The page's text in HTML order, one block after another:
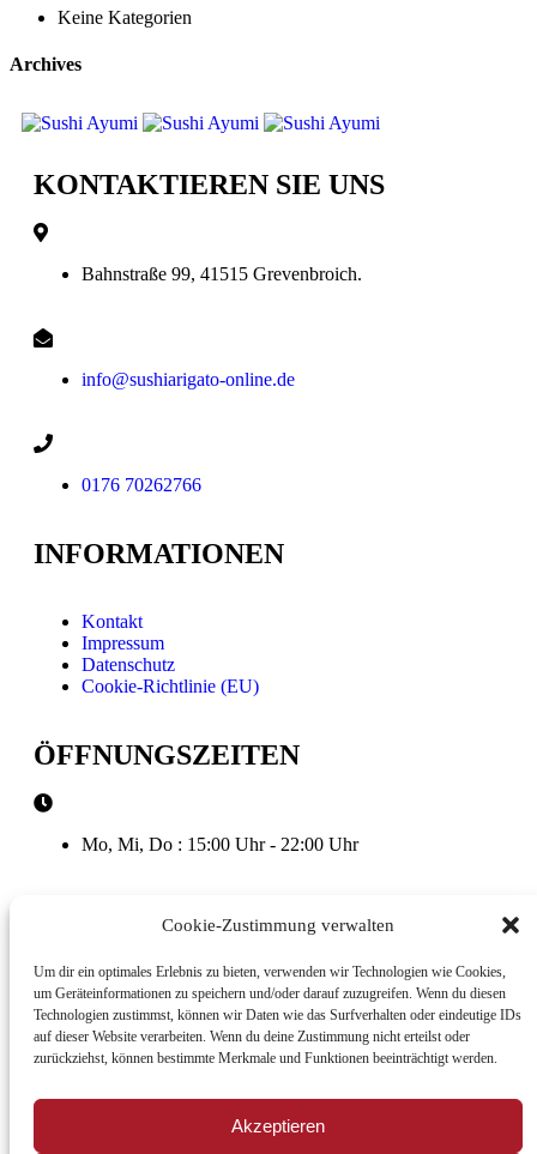
Cookie-Zustimmung verwalten
Um dir ein optimales Erlebnis zu bieten, verwenden wir Technologien wie Cookies,
um Geräteinformationen zu speichern und/oder darauf zuzugreifen. Wenn du diesen
Technologien zustimmst, können wir Daten wie das Surfverhalten oder eindeutige IDs
auf dieser Website verarbeiten. Wenn du deine Zustimmung nicht erteilst oder
zurückziehst, können bestimmte Merkmale und Funktionen beeinträchtigt werden.
Akzeptieren
Keine Kategorien
Archives
KONTAKTIEREN SIE UNS
Bahnstraße 99, 41515 Grevenbroich.
info@sushiarigato-online.de
0176 70262766
INFORMATIONEN
Kontakt
Impressum
Datenschutz
Cookie-Richtlinie (EU)
ÖFFNUNGSZEITEN
Mo, Mi, Do : 15:00 Uhr - 22:00 Uhr
So : 15:00 Uhr - 22:00 Uhr